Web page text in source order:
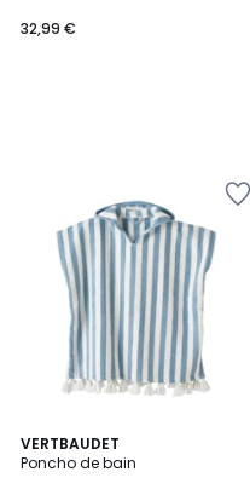
32,99 €
VERTBAUDET
Poncho de bain
3
Couleurs